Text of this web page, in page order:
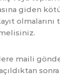
giden
olmalarını
maili
açıldıktan